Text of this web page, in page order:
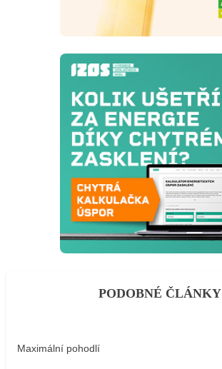
PODOBNÉ ČLÁNKY
Maximální pohodlí